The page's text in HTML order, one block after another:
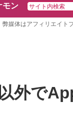
モン
弊媒体はアフィリエイト
外で